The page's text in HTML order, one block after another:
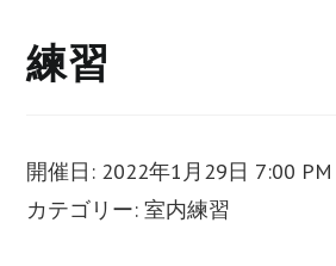
練習
開催日: 2022年1月29日 7:00 PM
カテゴリー:室内練習